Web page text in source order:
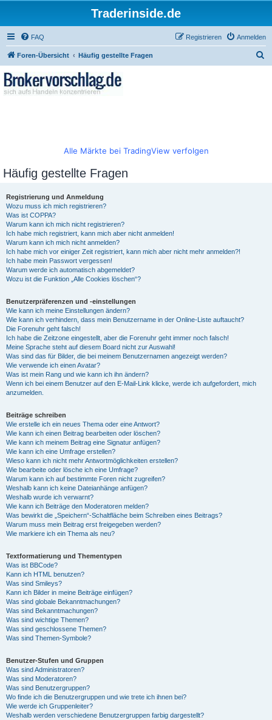
Traderinside.de
FAQ Anmelden
Registrieren
Foren-Übersicht Häufig gestellte Fragen
Alle Märkte bei TradingView verfolgen
Häufig gestellte Fragen
Registrierung und Anmeldung
Wozu muss ich mich registrieren?
Was ist COPPA?
Warum kann ich mich nicht registrieren?
Ich habe mich registriert, kann mich aber nicht anmelden!
Warum kann ich mich nicht anmelden?
Ich habe mich vor einiger Zeit registriert, kann mich aber nicht mehr anmelden?!
Ich habe mein Passwort vergessen!
Warum werde ich automatisch abgemeldet?
Wozu ist die Funktion „Alle Cookies löschen“?
Benutzerpräferenzen und -einstellungen
Wie kann ich meine Einstellungen ändern?
Wie kann ich verhindern, dass mein Benutzername in der Online-Liste auftaucht?
Die Forenuhr geht falsch!
Ich habe die Zeitzone eingestellt, aber die Forenuhr geht immer noch falsch!
Meine Sprache steht auf diesem Board nicht zur Auswahl!
Was sind das für Bilder, die bei meinem Benutzernamen angezeigt werden?
Wie verwende ich einen Avatar?
Was ist mein Rang und wie kann ich ihn ändern?
Wenn ich bei einem Benutzer auf den E-Mail-Link klicke, werde ich aufgefordert, mich
anzumelden.
Beiträge schreiben
Wie erstelle ich ein neues Thema oder eine Antwort?
Wie kann ich einen Beitrag bearbeiten oder löschen?
Wie kann ich meinem Beitrag eine Signatur anfügen?
Wie kann ich eine Umfrage erstellen?
Wieso kann ich nicht mehr Antwortmöglichkeiten erstellen?
Wie bearbeite oder lösche ich eine Umfrage?
Warum kann ich auf bestimmte Foren nicht zugreifen?
Weshalb kann ich keine Dateianhänge anfügen?
Weshalb wurde ich verwarnt?
Wie kann ich Beiträge den Moderatoren melden?
Was bewirkt die „Speichern“-Schaltfläche beim Schreiben eines Beitrags?
Warum muss mein Beitrag erst freigegeben werden?
Wie markiere ich ein Thema als neu?
Textformatierung und Thementypen
Was ist BBCode?
Kann ich HTML benutzen?
Was sind Smileys?
Kann ich Bilder in meine Beiträge einfügen?
Was sind globale Bekanntmachungen?
Was sind Bekanntmachungen?
Was sind wichtige Themen?
Was sind geschlossene Themen?
Was sind Themen-Symbole?
Benutzer-Stufen und Gruppen
Was sind Administratoren?
Was sind Moderatoren?
Was sind Benutzergruppen?
Wo finde ich die Benutzergruppen und wie trete ich ihnen bei?
Wie werde ich Gruppenleiter?
Weshalb werden verschiedene Benutzergruppen farbig dargestellt?